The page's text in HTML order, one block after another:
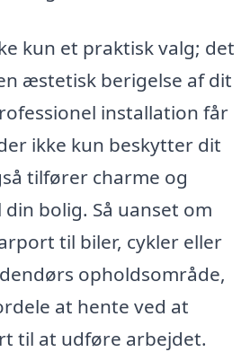
kun et praktisk valg; det
æstetisk berigelse af dit
installation får
ikke kun beskytter dit
tilfører charme og
bolig. Så uanset om
til biler, cykler eller
opholdsområde,
at hente ved at
til at udføre arbejdet.